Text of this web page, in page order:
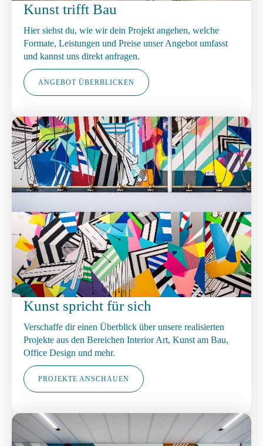
Kunst trifft Bau
Hier siehst du, wie wir dein Projekt angehen, welche
Formate, Leistungen und Preise unser Angebot umfasst
und kannst uns direkt anfragen.
ANGEBOT ÜBERBLICKEN
Kunst spricht für sich
Verschaffe dir einen Überblick über unsere realisierten
Projekte aus den Bereichen Interior Art, Kunst am Bau,
Office Design und mehr.
PROJEKTE ANSCHAUEN